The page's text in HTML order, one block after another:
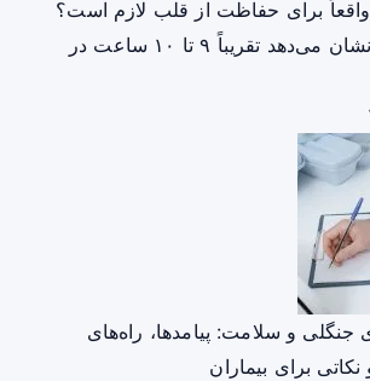
برای حفاظت از قلب لازم است؟
بررسی جدید نشان می‌دهد تقریباً ۹ تا ۱۰ ساعت در
و سلامت: پیامدها، راه‌های
برای بیماران